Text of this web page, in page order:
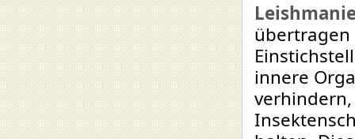
übertragen
innere